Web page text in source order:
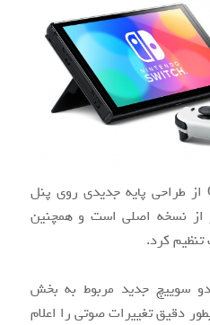
مدل مجهز به نمایشگر OLED از طراحی پایه جدیدی روی پنل
از نسخه اصلی است و همچنین
تنظیم کرد.
سوییچ جدید مربوط به بخش
دقیق تغییرات صوتی را اعلام